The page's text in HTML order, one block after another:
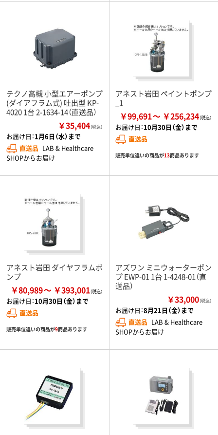
テクノ高槻 小型エアーポンプ
(ダイアフラム式) 吐出型 KP-
4020 1台 2-1634-14（直送品）
￥35,404（税込）
お届け日：1月6日（水）まで
直送品 LAB & Healthcare
SHOPからお届け
アネスト岩田 ペイントポンプ
_1
￥99,691 ￥256,234
お届け日：10月30日（金）まで
直送品
販売単位違いの商品が13商品あります
アネスト岩田 ダイヤフラムポ
ンプ
￥80,989 ￥393,001
お届け日：10月30日（金）まで
直送品
販売単位違いの商品が9商品あります
アズワン ミニウォーターポン
プ EWP-01 1台 1-4248-01（直
送品）
￥33,000（税込）
お届け日：8月21日（金）まで
直送品 LAB & Healthcare
SHOPからお届け